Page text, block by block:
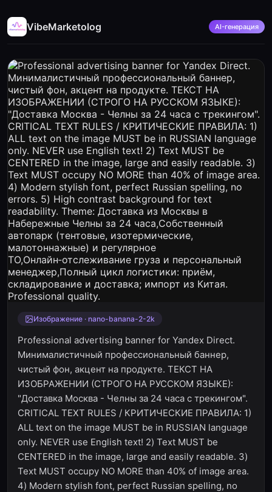
VibeMarketolog AI-генерация
Изображение · nano-banana-2-2k
Professional advertising banner for Yandex Direct.
Минималистичный профессиональный баннер,
чистый фон, акцент на продукте. ТЕКСТ НА
ИЗОБРАЖЕНИИ (СТРОГО НА РУССКОМ ЯЗЫКЕ):
"Доставка Москва - Челны за 24 часа с трекингом".
CRITICAL TEXT RULES / КРИТИЧЕСКИЕ ПРАВИЛА: 1)
ALL text on the image MUST be in RUSSIAN language
only. NEVER use English text! 2) Text MUST be
CENTERED in the image, large and easily readable. 3)
Text MUST occupy NO MORE than 40% of image area.
4) Modern stylish font, perfect Russian spelling, no